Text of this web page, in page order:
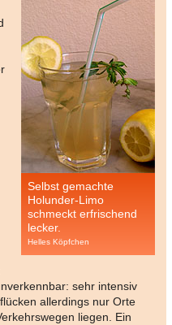
Selbst gemachte
Holunder-Limo
schmeckt erfrischend
lecker.
Helles Köpfchen
sehr intensiv
allerdings nur Orte
liegen. Ein